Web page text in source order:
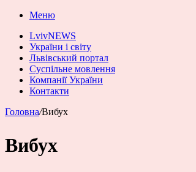
Меню
LvivNEWS
України і світу
Львівський портал
Суспільне мовлення
Компанії України
Контакти
Головна/Вибух
Вибух